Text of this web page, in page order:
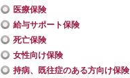
医療保険
給与サポート保険
死亡保険
女性向け保険
持病、既往症のある方向け保険